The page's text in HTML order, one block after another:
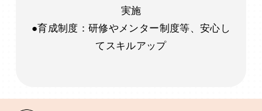
実施
●育成制度：研修やメンター制度等、安心し
てスキルアップ